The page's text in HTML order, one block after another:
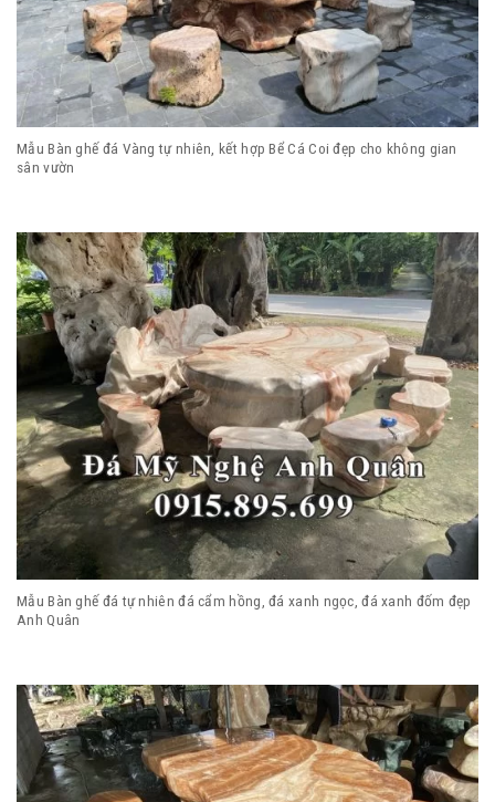
Mẫu Bàn ghế đá Vàng tự nhiên, kết hợp Bể Cá Coi đẹp cho không gian
sân vườn
Mẫu Bàn ghế đá tự nhiên đá cẩm hồng, đá xanh ngọc, đá xanh đốm đẹp
Anh Quân